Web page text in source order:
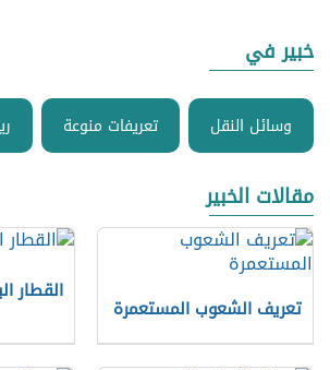
خبير في
وسائل النقل تعريفات منوعة
مقالات الخبير
تعريف الشعوب المستعمرة
القطار